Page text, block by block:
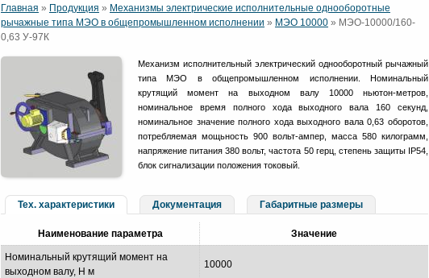
Главная » Продукция » Механизмы электрические исполнительные однооборотные
рычажные типа МЭО в общепромышленном исполнении » МЭО 10000 » МЭО-10000/160-
0,63 У-97К
Механизм исполнительный электрический однооборотный рычажный
типа МЭО в общепромышленном исполнении. Номинальный
крутящий момент на выходном валу 10000 ньютон-метров,
номинальное время полного хода выходного вала 160 секунд,
номинальное значение полного хода выходного вала 0,63 оборотов,
потребляемая мощьность 900 вольт-ампер, масса 580 килограмм,
напряжение питания 380 вольт, частота 50 герц, степень защиты IP54,
блок сигнализации положения токовый.
Тех. характеристики Документация Габаритные размеры
Наименование параметра Значение
Номинальный крутящий момент на
выходном валу, Н м
10000